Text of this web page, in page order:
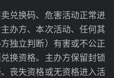
兑换码、危害活动正常进
办方、本次活动、任何其
独立判断）有害或不公正
换资格。主办方保留封锁
丧失资格或无资格进入活